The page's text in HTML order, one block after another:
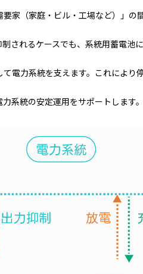
家（家庭・ビル・工場など）」の
されるケースでも、系統用蓄電池
電力系統を支えます。これにより
系統の安定運用をサポートします